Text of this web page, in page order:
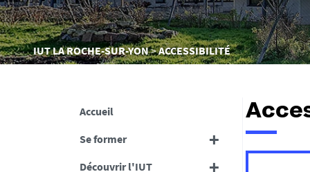
Vous
êtes
IUT LA ROCHE-SUR-YON ACCESSIBILITÉ
Accueil
Se former
Découvrir l'IUT